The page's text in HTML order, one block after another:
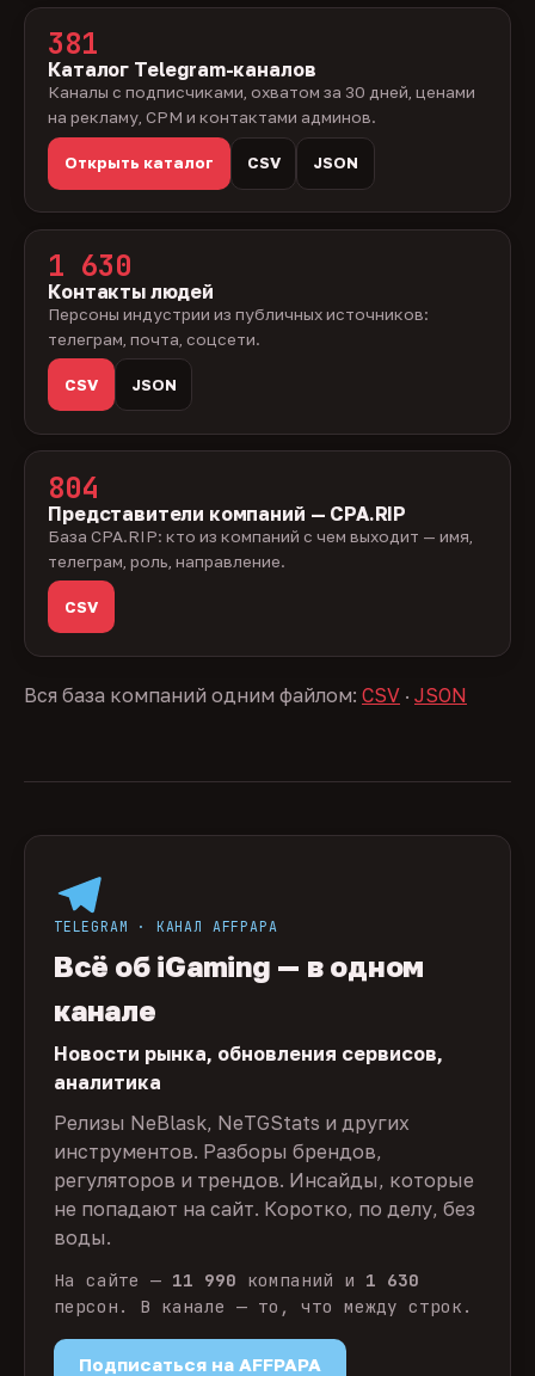
381
Каталог Telegram-каналов
Каналы с подписчиками, охватом за 30 дней, ценами
на рекламу, CPM и контактами админов.
Открыть каталог CSV JSON
1 630
Контакты людей
Персоны индустрии из публичных источников:
телеграм, почта, соцсети.
CSV JSON
804
Представители компаний — CPA.RIP
База CPA.RIP: кто из компаний с чем выходит — имя,
телеграм, роль, направление.
CSV
Вся база компаний одним файлом: CSV · JSON
TELEGRAM · КАНАЛ AFFPAPA
Всё об iGaming — в одном
канале
Новости рынка, обновления сервисов,
аналитика
Релизы NeBlask, NeTGStats и других
инструментов. Разборы брендов,
регуляторов и трендов. Инсайды, которые
не попадают на сайт. Коротко, по делу, без
воды.
На сайте — 11 990 компаний и 1 630
персон. В канале — то, что между строк.
Подписаться на AFFPAPA